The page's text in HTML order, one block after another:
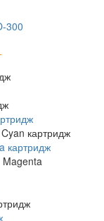
300
картридж